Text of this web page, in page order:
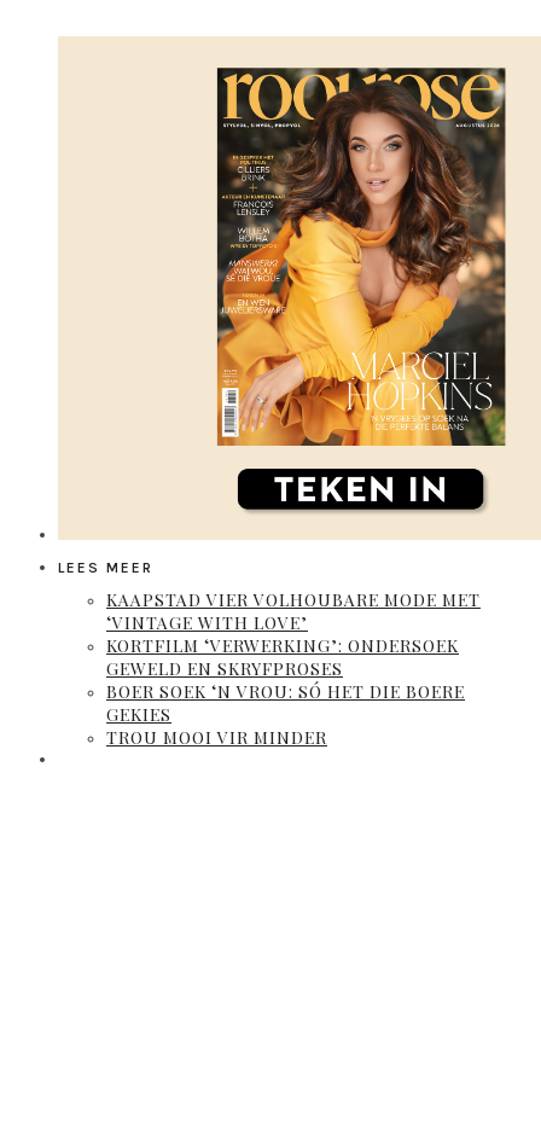
LEES MEER
KAAPSTAD VIER VOLHOUBARE MODE MET
‘VINTAGE WITH LOVE’
KORTFILM ‘VERWERKING’: ONDERSOEK
GEWELD EN SKRYFPROSES
BOER SOEK ‘N VROU: SÓ HET DIE BOERE
GEKIES
TROU MOOI VIR MINDER